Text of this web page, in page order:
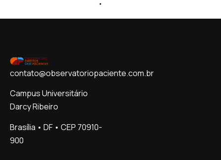
contato@observatoriopaciente.com.br
Campus Universitário
Darcy Ribeiro
Brasília • DF • CEP 70910-
900